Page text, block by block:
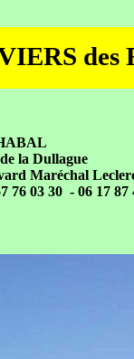
la Dullague
Maréchal
76 03 30 - 06 17 87